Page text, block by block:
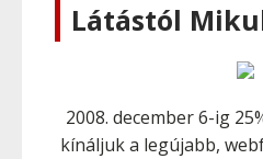
Látástól
2008. december 6-ig
kínáljuk a legújabb,